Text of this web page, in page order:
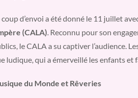
coup d’envoi a été donné le 11 juillet
(CALA) . Reconnu pour son
le CALA a su captiver l’audience.
ludique, qui a émerveillé les enfants et
du Monde et Rêveries